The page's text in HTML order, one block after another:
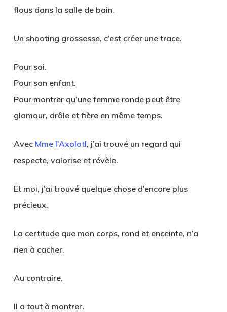
flous dans la salle de bain.
Un shooting grossesse, c’est créer une trace.
Pour soi.
Pour son enfant.
Pour montrer qu’une femme ronde peut être
glamour, drôle et fière en même temps.
Avec Mme l’Axolotl, j’ai trouvé un regard qui
respecte, valorise et révèle.
Et moi, j’ai trouvé quelque chose d’encore plus
précieux.
La certitude que mon corps, rond et enceinte, n’a
rien à cacher.
Au contraire.
Il a tout à montrer.